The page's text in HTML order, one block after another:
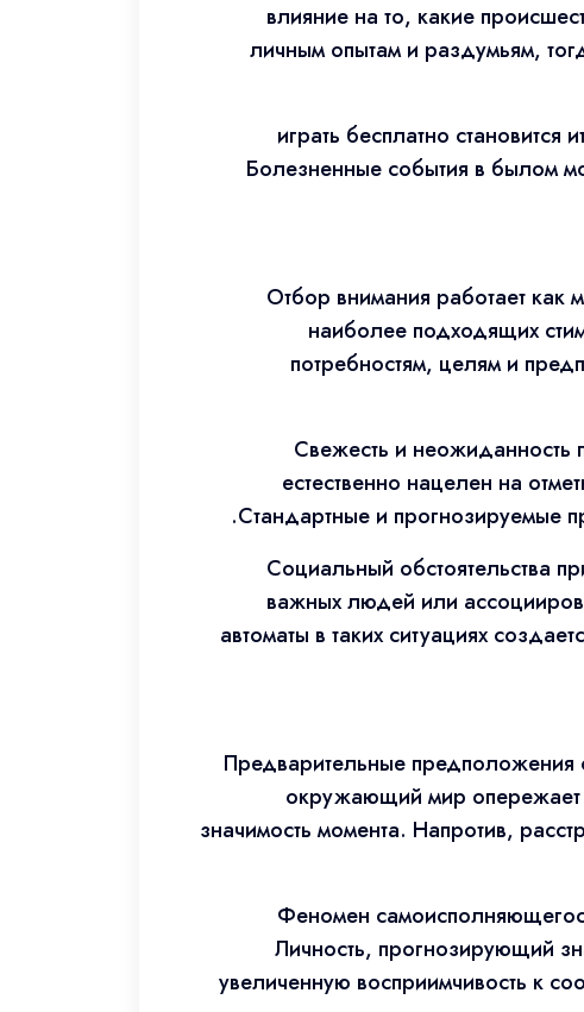
влияние на то, какие
личным опытам и раздумьям,
играть бесплатно становится
Болезненные события в былом
Отбор внимания работает как
наиболее подходящих
потребностям, целям и
Свежесть и неожиданность
естественно нацелен на
Стандартные и прогнозируемые
Социальный обстоятельства
важных людей или
автоматы в таких ситуациях
Предварительные
окружающий мир опережает
значимость момента. Напротив,
Феномен
Личность, прогнозирующий
увеличенную восприимчивость к